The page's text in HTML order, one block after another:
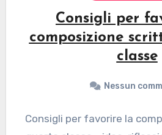
Consigli per
composizione
classe
Nessun
Consigli per favorire la